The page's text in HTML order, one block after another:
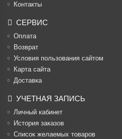
Контакты
СЕРВИС
Оплата
Возврат
Условия пользования сайтом
Карта сайта
Доставка
УЧЕТНАЯ ЗАПИСЬ
Личный кабинет
История заказов
Список желаемых товаров